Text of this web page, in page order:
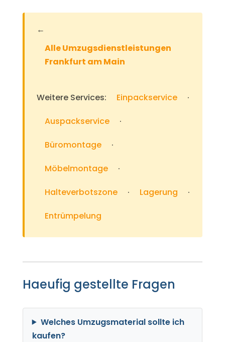
←
Alle Umzugsdienstleistungen
Frankfurt am Main
Weitere Services: Einpackservice ·
Auspackservice ·
Büromontage ·
Möbelmontage ·
Halteverbotszone · Lagerung ·
Entrümpelung
Haeufig gestellte Fragen
Welches Umzugsmaterial sollte ich
kaufen?